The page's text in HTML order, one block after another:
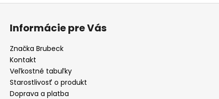
Z
Informácie pre Vás
Značka Brubeck
Kontakt
Veľkostné tabuľky
Starostlivosť o produkt
Doprava a platba